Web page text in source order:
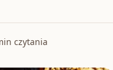
czytania